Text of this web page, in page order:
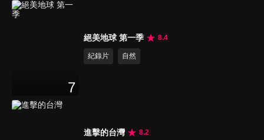
7
絕美地球 第一季 8.4
紀錄片 自然
進擊的台灣
8.2